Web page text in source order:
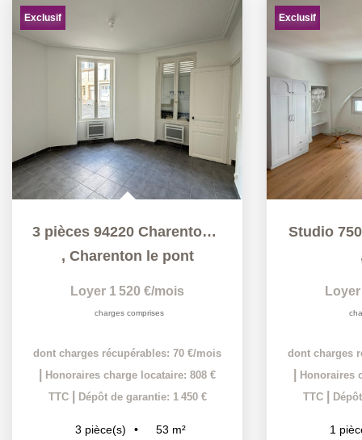
Exclusif
3 pièces 94220 Charenton le Pont 53.43m²
, Charenton le pont
Loyer 1 520 €/mois
charges comprises
dont charges récupérables: 70 €/mois
Honoraires charge locataire: 808 €
TTC
Dépôt de garantie: 1 450 €
3 pièce(s) 53 m²
Exclusif
Studio
dont charges
Honoraires
TTC
1